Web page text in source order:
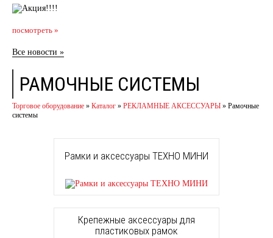
посмотреть »
Все новости »
РАМОЧНЫЕ СИСТЕМЫ
Торговое оборудование » Каталог » РЕКЛАМНЫЕ АКСЕССУАРЫ » Рамочные
системы
Рамки и аксессуары ТЕХНО МИНИ
Крепежные аксессуары для
пластиковых рамок